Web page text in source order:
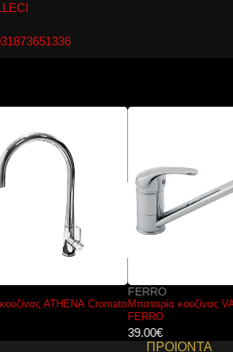
κουζίνας VASTO BVA4
Μπαταρία
ΠΡΟΙΟΝΤΑ